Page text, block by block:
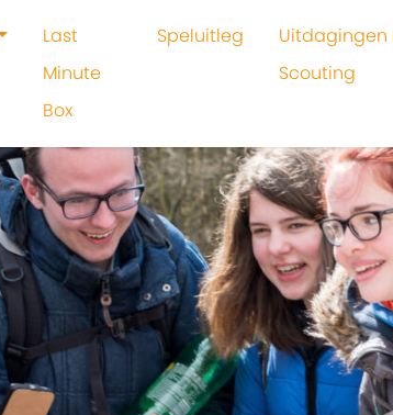
Last
Minute
Box
Speluitleg
Uitdagingen
Scouting